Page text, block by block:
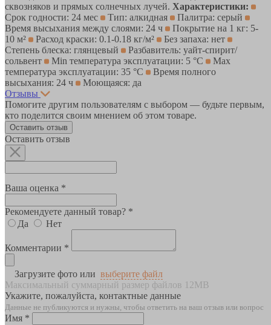
сквозняков и прямых солнечных лучей. Характеристики:
Срок годности: 24 мес
Тип: алкидная
Палитра: серый
Время высыхания между слоями: 24 ч
Покрытие на 1 кг: 5-
10 м²
Расход краски: 0.1-0.18 кг/м²
Без запаха: нет
Степень блеска: глянцевый
Разбавитель: уайт-спирит/
сольвент
Min температура эксплуатации: 5 °С
Max
температура эксплуатации: 35 °С
Время полного
высыхания: 24 ч
Моющаяся: да
Отзывы
Помогите другим пользователям с выбором — будьте первым,
кто поделится своим мнением об этом товаре.
Оставить отзыв
Оставить отзыв
Ваша оценка *
Рекомендуете данный товар? *
Да
Нет
Комментарии *
Загрузите фото или выберите файл
Максимальный суммарный размер файлов 12MB
Укажите, пожалуйста, контактные данные
Данные не публикуются и нужны, чтобы ответить на ваш отзыв или вопрос
Имя *